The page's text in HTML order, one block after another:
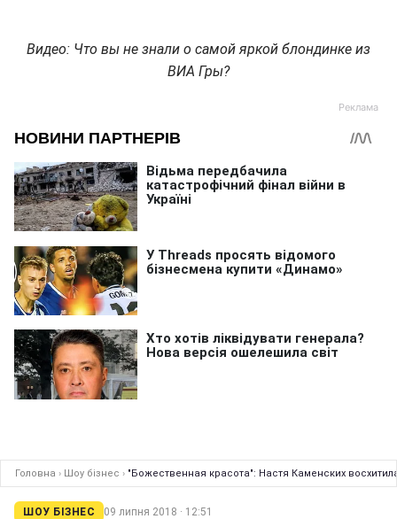
Видео: Что вы не знали о самой яркой блондинке из
ВИА Гры?
Головна › Шоу бізнес › "Божественная красота": Настя Каменских
ШОУ БІЗНЕС 09 липня 2018 · 12:51